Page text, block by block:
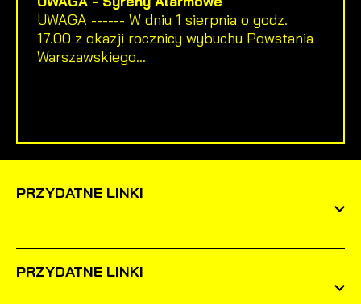
UWAGA ------ W dniu 1 sierpnia o godz.
17.00 z okazji rocznicy wybuchu Powstania
Warszawskiego...
PRZYDATNE LINKI
PRZYDATNE LINKI